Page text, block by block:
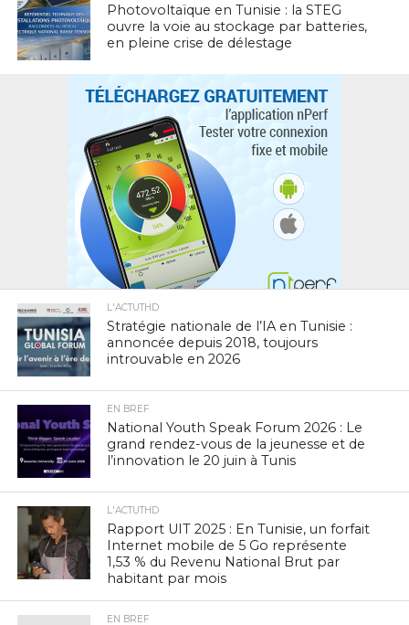
Photovoltaïque en Tunisie : la STEG
ouvre la voie au stockage par batteries,
en pleine crise de délestage
L'ACTUTHD
Stratégie nationale de l’IA en Tunisie :
annoncée depuis 2018, toujours
introuvable en 2026
EN BREF
National Youth Speak Forum 2026 : Le
grand rendez-vous de la jeunesse et de
l’innovation le 20 juin à Tunis
L'ACTUTHD
Rapport UIT 2025 : En Tunisie, un forfait
Internet mobile de 5 Go représente
1,53 % du Revenu National Brut par
habitant par mois
EN BREF